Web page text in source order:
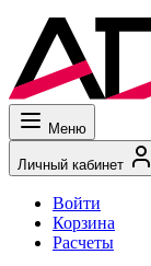
Меню
Личный кабинет
Войти
Корзина
Расчеты